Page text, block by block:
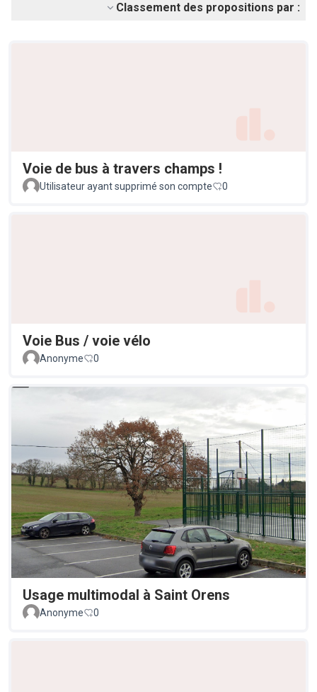
Classement des propositions par :
Voie de bus à travers champs !
Utilisateur ayant supprimé son compte 0
Voie Bus / voie vélo
Anonyme 0
Usage multimodal à Saint Orens
Anonyme 0